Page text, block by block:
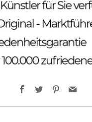
Facebook
TwitterPinterest